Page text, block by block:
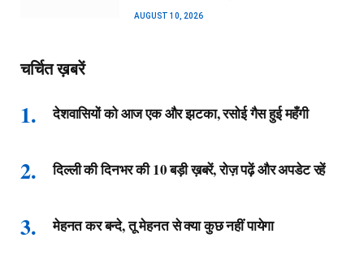
AUGUST 10, 2026
चर्चित ख़बरें
देशवासियों को आज एक और झटका, रसोई गैस हुई महँगी
दिल्ली की दिनभर की 10 बड़ी ख़बरें, रोज़ पढ़ें और अपडेट रहें
मेहनत कर बन्दे, तू मेहनत से क्या कुछ नहीं पायेगा